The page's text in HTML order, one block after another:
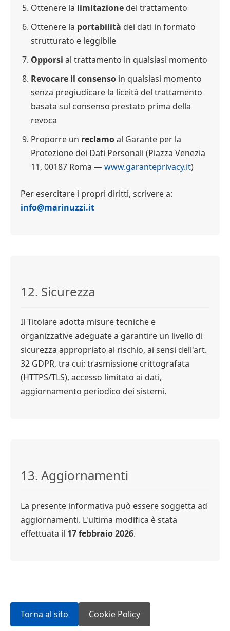
Ottenere la limitazione del trattamento
Ottenere la portabilità dei dati in formato
strutturato e leggibile
Opporsi al trattamento in qualsiasi momento
Revocare il consenso in qualsiasi momento
senza pregiudicare la liceità del trattamento
basata sul consenso prestato prima della
revoca
Proporre un reclamoal Garante per la
Protezione dei Dati Personali (Piazza Venezia
11, 00187 Roma —www.garanteprivacy.it)
Per esercitare i propri diritti, scrivere a:
info@marinuzzi.it
12. Sicurezza
Il Titolare adotta misure tecniche e
organizzative adeguate a garantire un livello di
sicurezza appropriato al rischio, ai sensi dell'art.
32 GDPR, tra cui: trasmissione crittografata
(HTTPS/TLS), accesso limitato ai dati,
aggiornamento periodico dei sistemi.
13. Aggiornamenti
La presente informativa può essere soggetta ad
aggiornamenti. L'ultima modifica è stata
effettuata il 17 febbraio 2026.
Torna al sito Cookie Policy